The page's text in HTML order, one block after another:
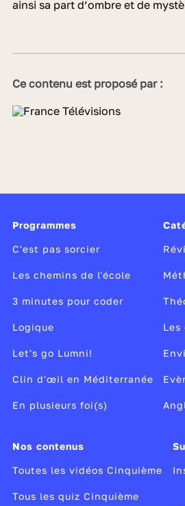
ainsi sa part d’ombre et de
Ce contenu est proposé par :
Programmes
C'est pas sorcier
Les chemins de l'école
3 minutes pour coder
Logique
Let's go Lumni!
Clin d'œil en Méditerranée
En plusieurs foi(s)
Les
Nos contenus
Toutes les vidéos Cinquième
Tous les quiz Cinquième